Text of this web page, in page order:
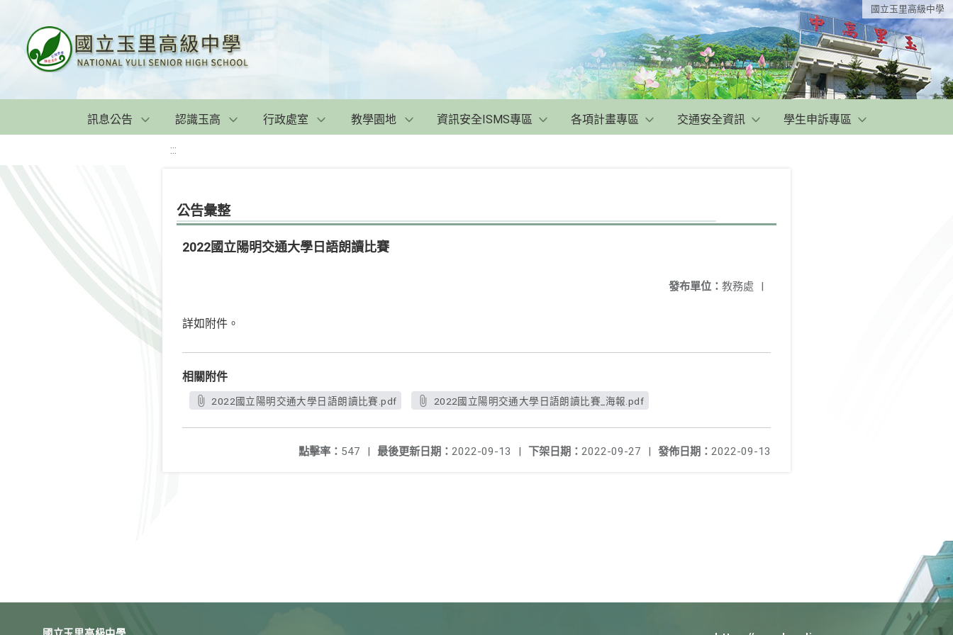
國立玉里高級中學
訊息公告 認識玉高 行政處室 教學園地 資訊安全ISMS專區 各項計畫專區 交通安全資訊 學生申訴專區
:::
公告彙整
2022國立陽明交通大學日語朗讀比賽
發布單位： 教務處 |
詳如附件。
相關附件
2022國立陽明交通大學日語朗讀比賽.pdf 2022國立陽明交通大學日語朗讀比賽_海報.pdf
發佈日期： 2022-09-13
下架日期： 2022-09-27 |
最後更新日期： 2022-09-13 |
點擊率： 547 |